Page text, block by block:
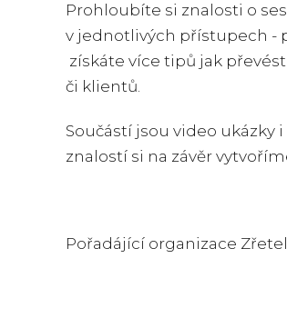
Prohloubíte si znalosti o
v jednotlivých přístupech -
získáte více tipů jak
či klientů.
Součástí jsou video ukázky
znalostí si na závěr
Pořadájící organizace